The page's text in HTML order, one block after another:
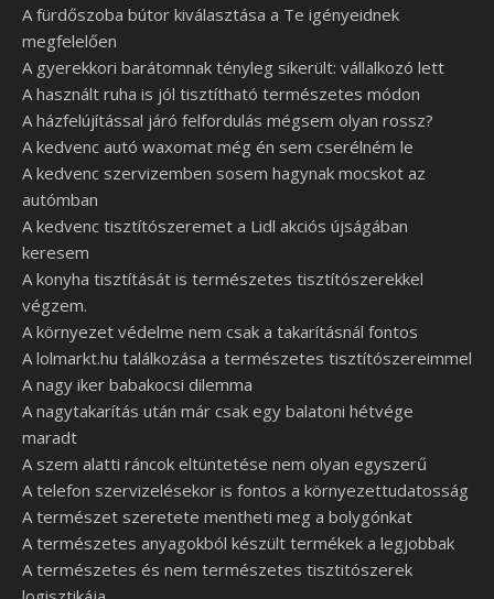
A fürdőszoba bútor kiválasztása a Te igényeidnek
megfelelően
A gyerekkori barátomnak tényleg sikerült: vállalkozó lett
A használt ruha is jól tisztítható természetes módon
A házfelújítással járó felfordulás mégsem olyan rossz?
A kedvenc autó waxomat még én sem cserélném le
A kedvenc szervizemben sosem hagynak mocskot az
autómban
A kedvenc tisztítószeremet a Lidl akciós újságában
keresem
A konyha tisztítását is természetes tisztítószerekkel
végzem.
A környezet védelme nem csak a takarításnál fontos
A lolmarkt.hu találkozása a természetes tisztítószereimmel
A nagy iker babakocsi dilemma
A nagytakarítás után már csak egy balatoni hétvége
maradt
A szem alatti ráncok eltüntetése nem olyan egyszerű
A telefon szervizelésekor is fontos a környezettudatosság
A természet szeretete mentheti meg a bolygónkat
A természetes anyagokból készült termékek a legjobbak
A természetes és nem természetes tisztitószerek